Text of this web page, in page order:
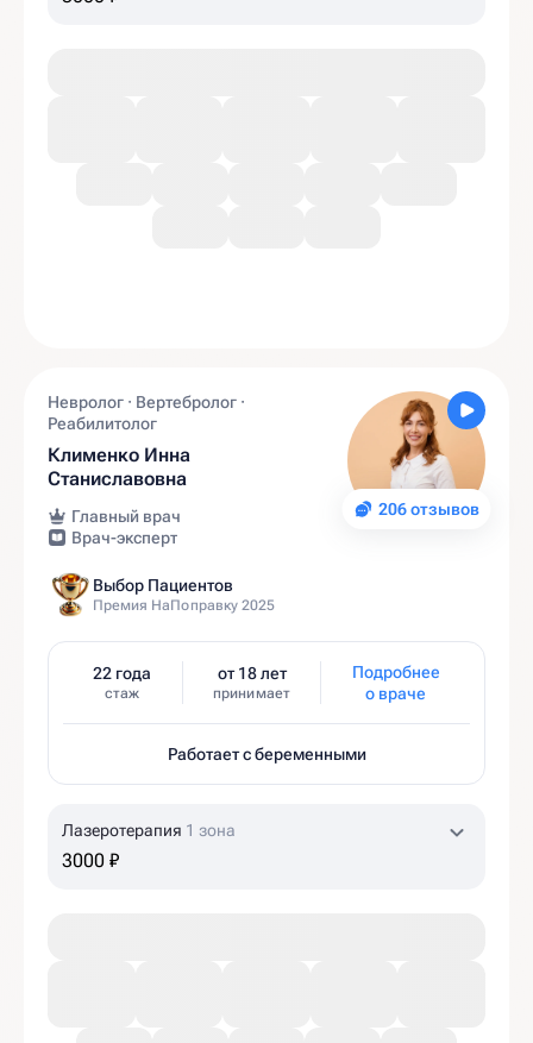
206 отзывов
Невролог · Вертебролог ·
Реабилитолог
Клименко Инна
Станиславовна
Главный врач
Врач-эксперт
Выбор Пациентов
Премия НаПоправку 2025
22 года
стаж
от 18 лет
принимает
Подробнее
о враче
Работает с беременными
Лазеротерапия 1 зона
3000 ₽